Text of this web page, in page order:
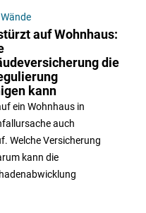
auf Wohnhaus:
die
kann
ein Wohnhaus in
auch
Welche Versicherung
kann die